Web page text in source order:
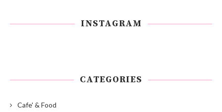
INSTAGRAM
CATEGORIES
Cafe' & Food